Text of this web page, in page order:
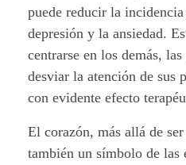
n
a
n
t
puede reducir la
depresión y la ansiedad.
centrarse en los demás,
desviar la atención de sus
con evidente efecto
El corazón, más allá de
también un símbolo de las